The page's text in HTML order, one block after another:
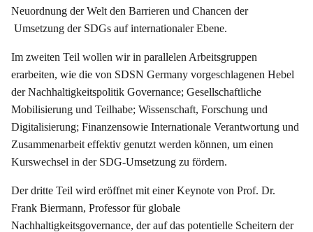
Neuordnung der Welt den Barrieren und Chancen der
Umsetzung der SDGs auf internationaler Ebene.
Im zweiten Teil wollen wir in parallelen Arbeitsgruppen
erarbeiten, wie die von SDSN Germany vorgeschlagenen Hebel
der Nachhaltigkeitspolitik Governance; Gesellschaftliche
Mobilisierung und Teilhabe; Wissenschaft, Forschung und
Digitalisierung; Finanzensowie Internationale Verantwortung und
Zusammenarbeit effektiv genutzt werden können, um einen
Kurswechsel in der SDG-Umsetzung zu fördern.
Der dritte Teil wird eröffnet mit einer Keynote von Prof. Dr.
Frank Biermann, Professor für globale
Nachhaltigkeitsgovernance, der auf das potentielle Scheitern der